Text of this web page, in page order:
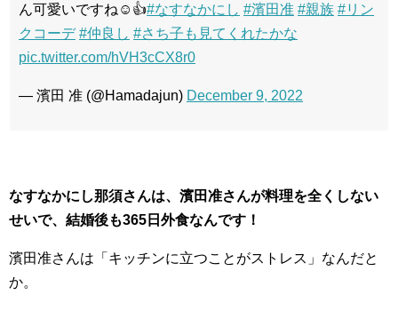
ん可愛いですね☺️👍#なすなかにし #濱田准 #親族 #リン
クコーデ #仲良し #さち子も見てくれたかな
pic.twitter.com/hVH3cCX8r0
— 濱田 准 (@Hamadajun) December 9, 2022
なすなかにし那須さんは、濱田准さんが料理を全くしない
せいで、結婚後も365日外食なんです！
濱田准さんは「キッチンに立つことがストレス」なんだと
か。